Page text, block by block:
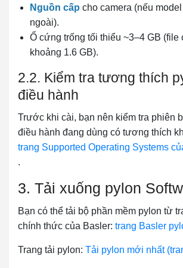
Nguồn cấp cho camera (nếu
ngoài).
Ổ cứng trống tối thiểu ~3–4 GB (file
khoảng 1.6 GB).
2.2. Kiểm tra tương thích
điều hành
Trước khi cài, bạn nên kiểm tra phiên
điều hành đang dùng có tương thích
trang Supported Operating Systems
.
3. Tải xuống pylon
Bạn có thể tải bộ phần mềm pylon từ
chính thức của Basler: trang Basler
Trang tải pylon: Tải pylon mới nhất